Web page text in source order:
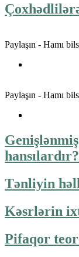
Paylaşın - Hamı
Paylaşın - Hamı
hansılardır?
Tənliyin
Kəsrlərin
Pifaqor